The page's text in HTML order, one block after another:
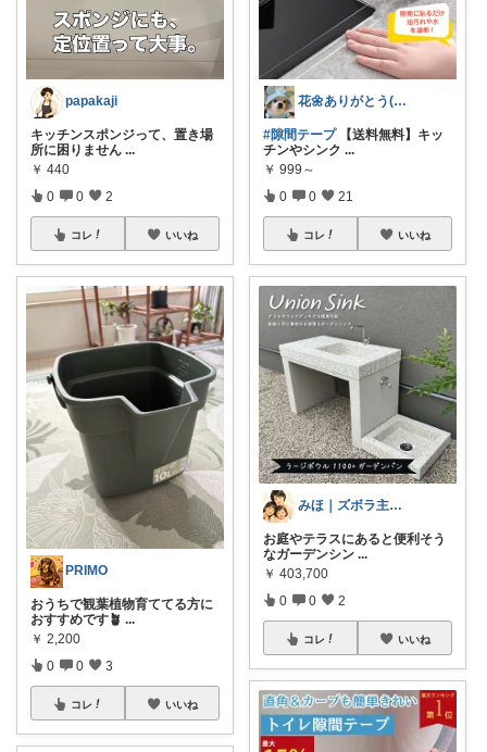
papakaji
キッチンスポンジって、置き場
所に困りません ...
￥ 440
0 0 2
コレ いいね
PRIMO
おうちで観葉植物育ててる方に
おすすめです🪴 ...
￥ 2,200
0 0 3
コレ いいね
花🌼ありがとう(*･ω･)*_ _)ﾍ
#隙間テープ【送料無料】キッ
チンやシンク ...
￥ 999～
0 0 21
コレ いいね
みほ｜ズボラ主婦の暮らしROOM
お庭やテラスにあると便利そう
なガーデンシン ...
￥ 403,700
0 0 2
コレ いいね